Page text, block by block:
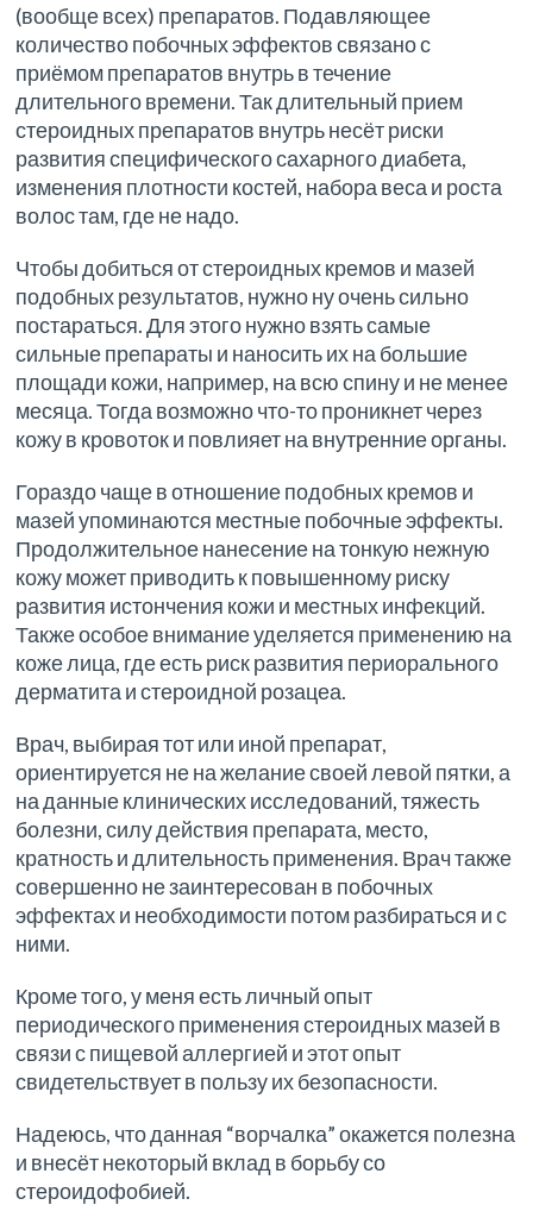
(вообще всех) препаратов. Подавляющее
количество побочных эффектов связано с
приёмом препаратов внутрь в течение
длительного времени. Так длительный прием
стероидных препаратов внутрь несёт риски
развития специфического сахарного диабета,
изменения плотности костей, набора веса и роста
волос там, где не надо.
Чтобы добиться от стероидных кремов и мазей
подобных результатов, нужно ну очень сильно
постараться. Для этого нужно взять самые
сильные препараты и наносить их на большие
площади кожи, например, на всю спину и не менее
месяца. Тогда возможно что-то проникнет через
кожу в кровоток и повлияет на внутренние органы.
Гораздо чаще в отношение подобных кремов и
мазей упоминаются местные побочные эффекты.
Продолжительное нанесение на тонкую нежную
кожу может приводить к повышенному риску
развития истончения кожи и местных инфекций.
Также особое внимание уделяется применению на
коже лица, где есть риск развития периорального
дерматита и стероидной розацеа.
Врач, выбирая тот или иной препарат,
ориентируется не на желание своей левой пятки, а
на данные клинических исследований, тяжесть
болезни, силу действия препарата, место,
кратность и длительность применения. Врач также
совершенно не заинтересован в побочных
эффектах и необходимости потом разбираться и с
ними.
Кроме того, у меня есть личный опыт
периодического применения стероидных мазей в
связи с пищевой аллергией и этот опыт
свидетельствует в пользу их безопасности.
Надеюсь, что данная “ворчалка” окажется полезна
и внесёт некоторый вклад в борьбу со
стероидофобией.